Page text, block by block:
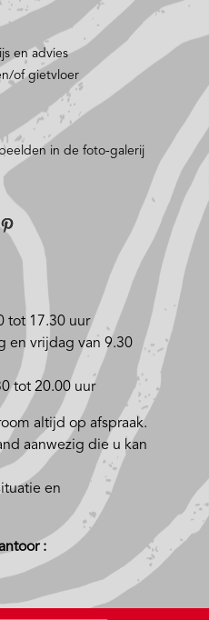
en advies
of gietvloer
in de foto-galerij
tot 17.30 uur
en vrijdag van 9.30
tot 20.00 uur
altijd op afspraak.
aanwezig die u kan
en
: